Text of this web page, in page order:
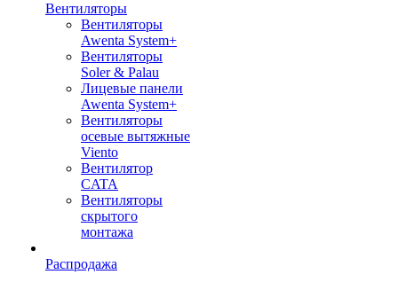
Вентиляторы
Вентиляторы
Awenta System+
Вентиляторы
Soler & Palau
Лицевые панели
Awenta System+
Вентиляторы
осевые вытяжные
Viento
Вентилятор
CATA
Вентиляторы
скрытого
монтажа
Распродажа